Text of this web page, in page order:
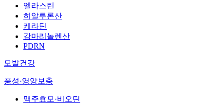
엘라스틴
히알루론산
케라틴
감마리놀렌산
PDRN
모발건강
풍성·영양보충
맥주효모·비오틴